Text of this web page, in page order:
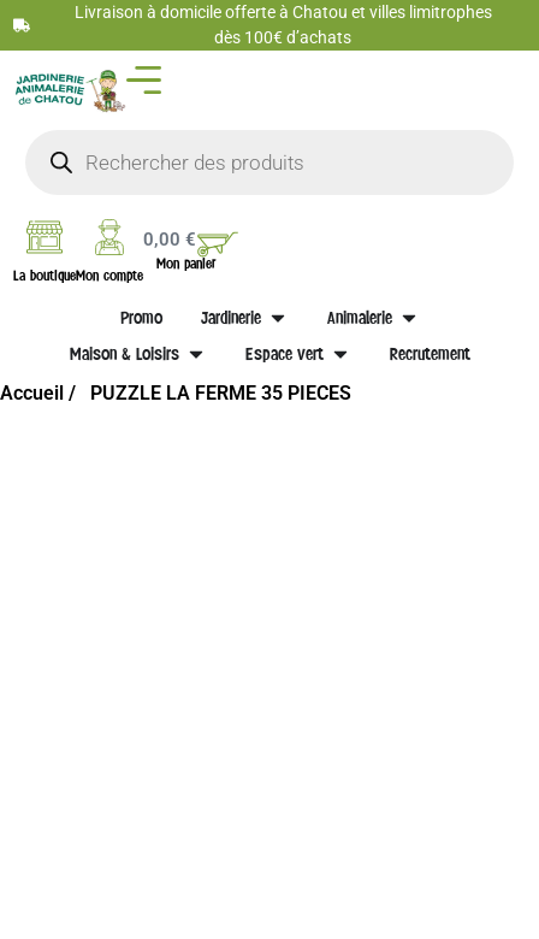
Livraison à domicile offerte à Chatou et villes limitrophes
dès 100€ d’achats
La boutiqueMon compte
0,00€
Mon panier
Promo Jardinerie
Animalerie
Maison & Loisirs
Espace vert Recrutement
Accueil / PUZZLE LA FERME 35 PIECES